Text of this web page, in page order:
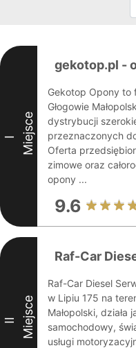
I Miejsce
gekotop.pl -
Gekotop Opony to
Głogowie
dystrybucji
przeznaczonych
Oferta
zimowe oraz
opony ...
9.6
II Miejsce
Raf-Car
Raf-Car Diesel
w Lipiu 175 na
Małopolski,
samochodowy,
usługi